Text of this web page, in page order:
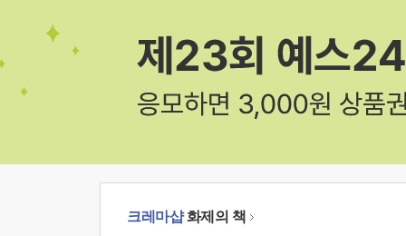
크레마샵화제의 책